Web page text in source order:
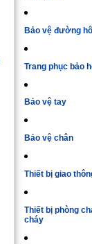
Bảo vệ đường
Trang phục bảo
Bảo vệ tay
Bảo vệ chân
Thiết bị giao
Thiết bị phòng
cháy